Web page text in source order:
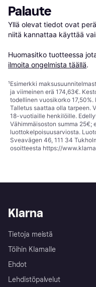
Palaute
Yllä olevat tiedot ovat
niitä kannattaa käyttää
Huomasitko tuotteessa
ilmoita ongelmista täällä.
¹Esimerkki
ja viimeinen erä 174,63€.
todellinen vuosikorko
Talletus saattaa olla tarpeen.
18-vuotiaille henkilöille.
Vähimmäisoston summa 25€;
luottokelpoisuusarviosta.
Sveavägen 46, 111 34
osoitteesta https://
Klarna
Tietoja meistä
Töihin Klarnalle
Ehdot
Lehdistöpalvelut